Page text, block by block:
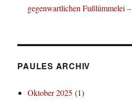
gegenwartlichen Fußlümmelei
PAULES ARCHIV
Oktober 2025 (1)